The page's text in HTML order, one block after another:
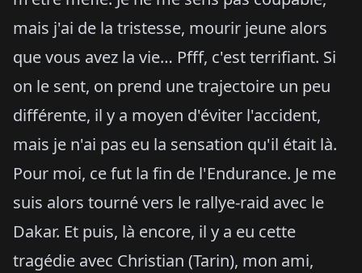
mais j'ai de la tristesse, mourir jeune alors
que vous avez la vie… Pfff, c'est terrifiant. Si
on le sent, on prend une trajectoire un peu
différente, il y a moyen d'éviter l'accident,
mais je n'ai pas eu la sensation qu'il était là.
Pour moi, ce fut la fin de l'Endurance. Je me
suis alors tourné vers le rallye-raid avec le
Dakar. Et puis, là encore, il y a eu cette
tragédie avec Christian (Tarin), mon ami,